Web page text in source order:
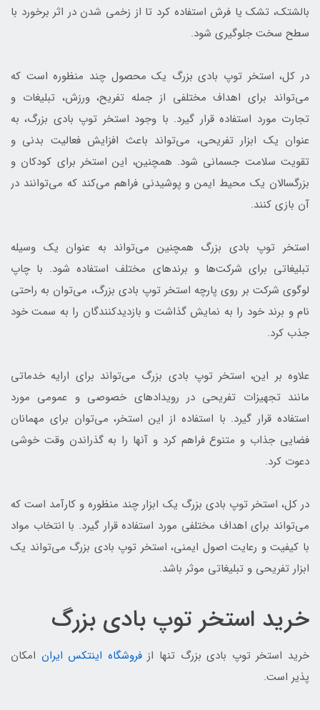
بالشتک، تشک یا فرش استفاده کرد تا از زخمی شدن در اثر برخورد با
سطح سخت جلوگیری شود.
در کل، استخر توپ بادی بزرگ یک محصول چند منظوره است که
می‌تواند برای اهداف مختلفی از جمله تفریح، ورزش، تبلیغات و
تجارت مورد استفاده قرار گیرد. با وجود استخر توپ بادی بزرگ، به
عنوان یک ابزار تفریحی، می‌تواند باعث افزایش فعالیت بدنی و
تقویت سلامت جسمانی شود. همچنین، این استخر برای کودکان و
بزرگسالان یک محیط ایمن و پوشیدنی فراهم می‌کند که می‌توانند در
آن بازی کنند.
استخر توپ بادی بزرگ همچنین می‌تواند به عنوان یک وسیله
تبلیغاتی برای شرکت‌ها و برندهای مختلف استفاده شود. با چاپ
لوگوی شرکت بر روی پارچه استخر توپ بادی بزرگ، می‌توان به راحتی
نام و برند خود را به نمایش گذاشت و بازدیدکنندگان را به سمت خود
جذب کرد.
علاوه بر این، استخر توپ بادی بزرگ می‌تواند برای ارایه خدماتی
مانند تجهیزات تفریحی در رویدادهای خصوصی و عمومی مورد
استفاده قرار گیرد. با استفاده از این استخر، می‌توان برای مهمانان
فضایی جذاب و متنوع فراهم کرد و آنها را به گذراندن وقت خوشی
دعوت کرد.
در کل، استخر توپ بادی بزرگ یک ابزار چند منظوره و کارآمد است که
می‌تواند برای اهداف مختلفی مورد استفاده قرار گیرد. با انتخاب مواد
با کیفیت و رعایت اصول ایمنی، استخر توپ بادی بزرگ می‌تواند یک
ابزار تفریحی و تبلیغاتی موثر باشد.
خرید استخر توپ بادی بزرگ
خرید استخر توپ بادی بزرگ تنها ازفروشگاه اینتکس ایران امکان
پذیر است.